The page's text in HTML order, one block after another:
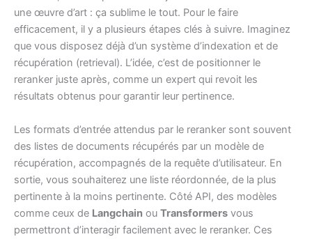
une œuvre d’art : ça sublime le tout. Pour le faire
efficacement, il y a plusieurs étapes clés à suivre. Imaginez
que vous disposez déjà d’un système d’indexation et de
récupération (retrieval). L’idée, c’est de positionner le
reranker juste après, comme un expert qui revoit les
résultats obtenus pour garantir leur pertinence.
Les formats d’entrée attendus par le reranker sont souvent
des listes de documents récupérés par un modèle de
récupération, accompagnés de la requête d’utilisateur. En
sortie, vous souhaiterez une liste réordonnée, de la plus
pertinente à la moins pertinente. Côté API, des modèles
comme ceux de Langchain ou Transformers vous
permettront d’interagir facilement avec le reranker. Ces